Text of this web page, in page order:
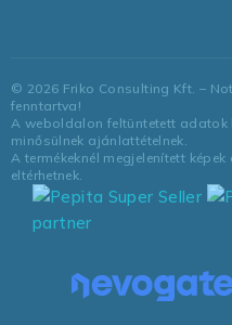
© 2026 Friko Consulting Kft. –
fenntartva!
A weboldalon feltüntetett
minősülnek ajánlattételnek.
A termékeknél megjelenített
eltérhetnek.
partner